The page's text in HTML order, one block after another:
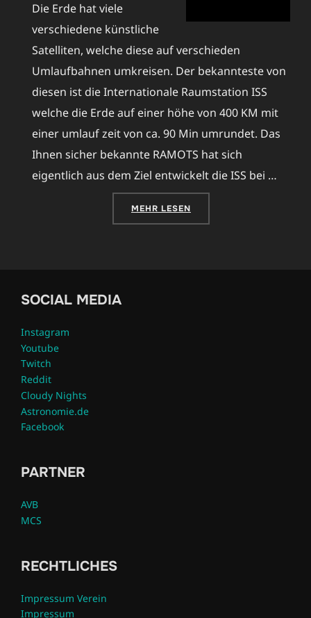
Die Erde hat viele
verschiedene künstliche
Satelliten, welche diese auf verschieden
Umlaufbahnen umkreisen. Der bekannteste von
diesen ist die Internationale Raumstation ISS
welche die Erde auf einer höhe von 400 KM mit
einer umlauf zeit von ca. 90 Min umrundet. Das
Ihnen sicher bekannte RAMOTS hat sich
eigentlich aus dem Ziel entwickelt die ISS bei …
MEHR ÜBER „AUTOMATISCHES
LESEN
SOCIAL MEDIA
Instagram
Youtube
Twitch
Reddit
Cloudy Nights
Astronomie.de
Facebook
PARTNER
AVB
MCS
RECHTLICHES
Impressum Verein
Impressum